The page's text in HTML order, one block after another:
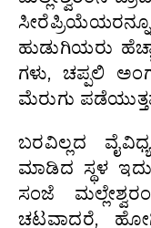
ಹುಡುಗಿಯರು
ಗಳು, ಚಪ್ಪಲಿ
ಮೆರುಗು
ಬರವಿಲ್ಲದ
ಮಾಡಿದ ಸ್ಥಳ
ಸಂಜೆ
ಚಟವಾದರೆ,